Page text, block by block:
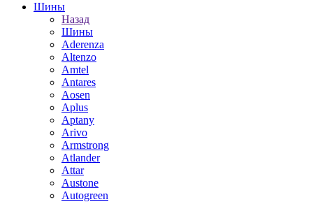
Шины
Назад
Шины
Aderenza
Altenzo
Amtel
Antares
Aosen
Aplus
Aptany
Arivo
Armstrong
Atlander
Attar
Austone
Autogreen